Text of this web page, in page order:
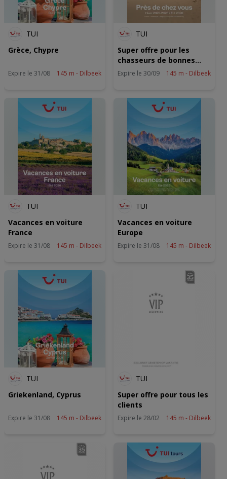
TUI
Grèce, Chypre
Expire le 31/08 145 m - Dilbeek
TUI
Super offre pour les
chasseurs de bonnes
affaires
Expire le 30/09 145 m - Dilbeek
TUI
Vacances en voiture
France
Expire le 31/08 145 m - Dilbeek
TUI
Vacances en voiture
Europe
Expire le 31/08 145 m - Dilbeek
TUI
Griekenland, Cyprus
Expire le 31/08 145 m - Dilbeek
TUI
Super offre pour tous les
clients
Expire le 28/02 145 m - Dilbeek